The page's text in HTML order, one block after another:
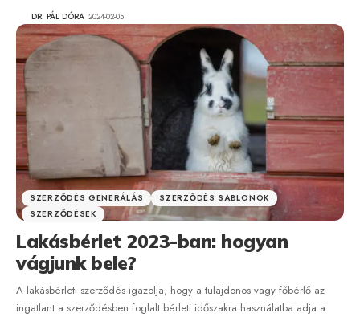
DR. PÁL DÓRA 2024-02-05
SZERZŐDÉS GENERÁLÁS
SZERZŐDÉS SABLONOK
SZERZŐDÉSEK
Lakásbérlet 2023-ban: hogyan
vágjunk bele?
A lakásbérleti szerződés igazolja, hogy a tulajdonos vagy főbérlő az
ingatlant a szerződésben foglalt bérleti időszakra használatba adja a